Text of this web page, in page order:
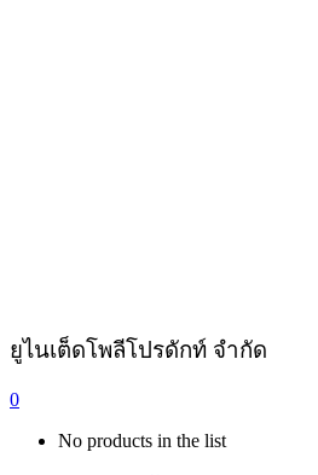
ยูไนเต็ดโพลีโปรดักท์ จำกัด
0
No products in the list